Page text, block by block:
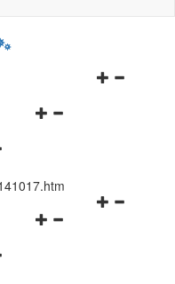
Navigationsmenü
Navigationsmenü